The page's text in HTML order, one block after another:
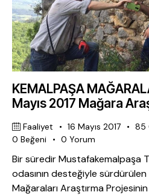
KEMALPAŞA
Mayıs 2017 Mağara
Faaliyet 16 Mayıs 2017 85
0 Beğeni 0 Yorum
Bir süredir Mustafakemalpaşa
odasının desteğiyle
Mağaraları Araştırma